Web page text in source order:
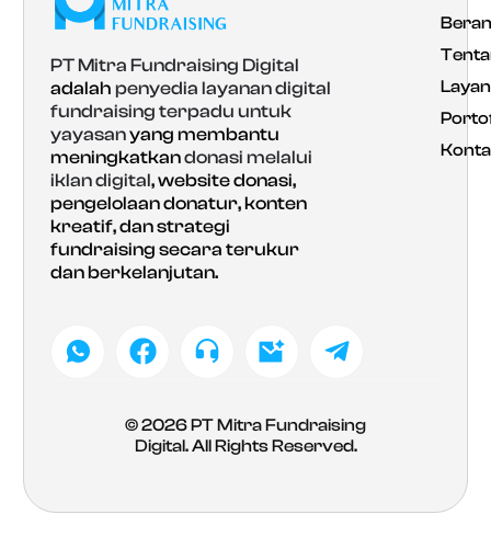
PT Mitra Fundraising Digital
adalahpenyedia layanan digital
fundraising terpadu untuk
yayasanyang membantu
meningkatkandonasi melalui
iklan digital, website donasi,
pengelolaan donatur, konten
kreatif, dan strategi
fundraising secara terukur
dan berkelanjutan.
© 2026PT Mitra Fundraising
Digital. All Rights Reserved.